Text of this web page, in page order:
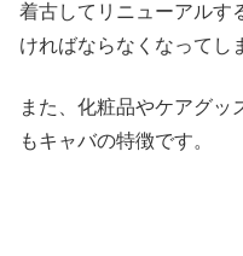
着古してリニューアルす
ければならなくなってし
また、化粧品やケアグッ
もキャバの特徴です。